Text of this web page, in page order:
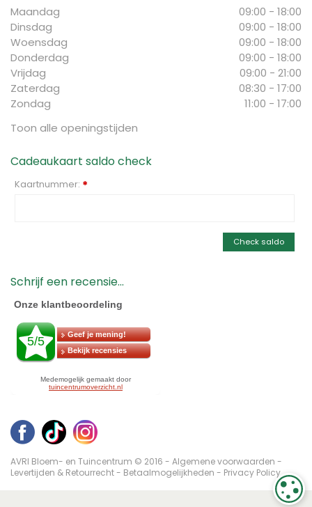
Maandag
09:00 - 18:00
Dinsdag
09:00 - 18:00
Woensdag
09:00 - 18:00
Donderdag
09:00 - 18:00
Vrijdag
09:00 - 21:00
Zaterdag
08:30 - 17:00
Zondag
11:00 - 17:00
Toon alle openingstijden
Cadeaukaart saldo check
Kaartnummer: *
Check saldo
Schrijf een recensie...
AVRI Bloem- en Tuincentrum © 2016 - Algemene voorwaarden -
Levertijden & Retourrecht- Betaalmogelijkheden - Privacy Policy